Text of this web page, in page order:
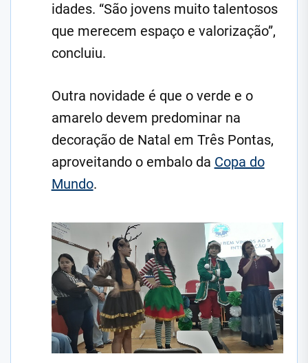
idades. “São jovens muito talentosos
que merecem espaço e valorização”,
concluiu.
Outra novidade é que o verde e o
amarelo devem predominar na
decoração de Natal em Três Pontas,
aproveitando o embalo da Copa do
Mundo.